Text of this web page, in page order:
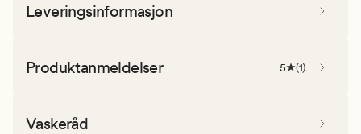
Leveringsinformasjon
Produktanmeldelser 5 (1)
Vaskeråd